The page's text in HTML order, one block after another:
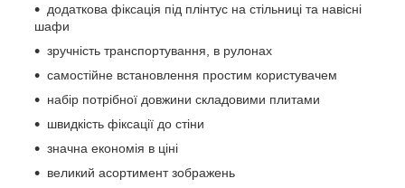
додаткова фіксація під плінтус на стільниці та навісні
шафи
зручність транспортування, в рулонах
самостійне встановлення простим користувачем
набір потрібної довжини складовими плитами
швидкість фіксації до стіни
значна економія в ціні
великий асортимент зображень